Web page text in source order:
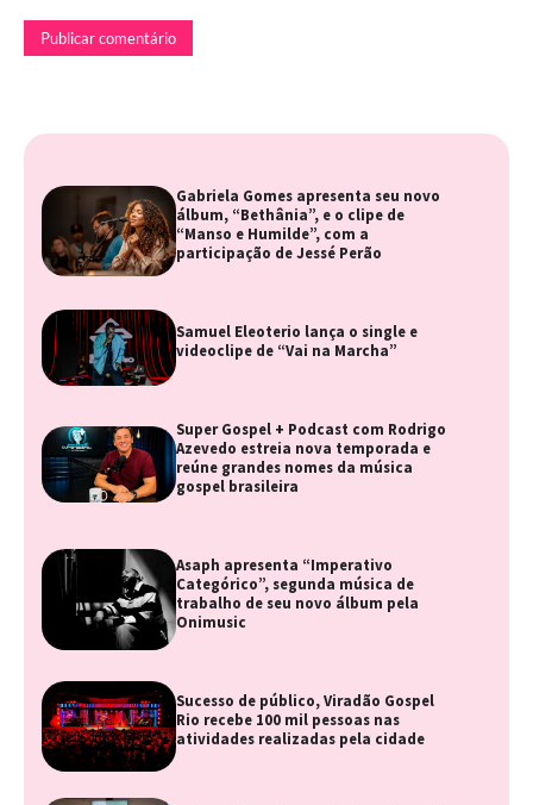
Gabriela Gomes apresenta seu novo
álbum, “Bethânia”, e o clipe de
“Manso e Humilde”, com a
participação de Jessé Perão
Samuel Eleoterio lança o single e
videoclipe de “Vai na Marcha”
Super Gospel + Podcast com Rodrigo
Azevedo estreia nova temporada e
reúne grandes nomes da música
gospel brasileira
Asaph apresenta “Imperativo
Categórico”, segunda música de
trabalho de seu novo álbum pela
Onimusic
Sucesso de público, Viradão Gospel
Rio recebe 100 mil pessoas nas
atividades realizadas pela cidade